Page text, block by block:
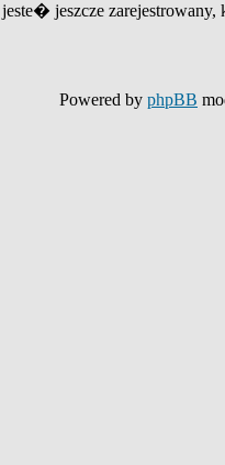
jeszcze
Powered by phpBB